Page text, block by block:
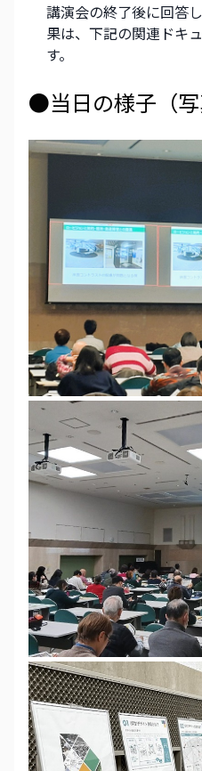
講演会の終了後に回答
果は、下記の関連ドキ
す。
●当日の様子（写